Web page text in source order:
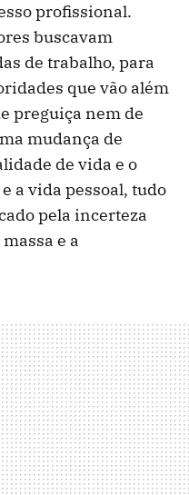
profissional.
buscavam
de trabalho, para
que vão além
preguiça nem de
mudança de
de vida e o
a vida pessoal, tudo
pela incerteza
e a